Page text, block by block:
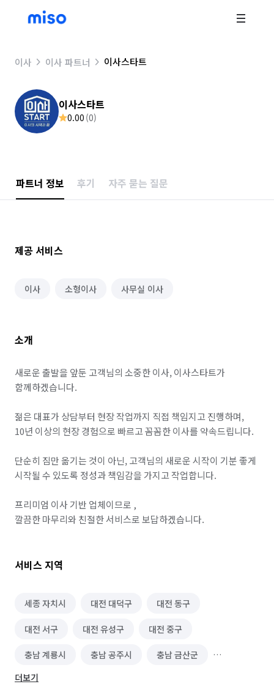
이사 이사 파트너 이사스타트
이사스타트
0.00 (0)
파트너 정보 후기 자주 묻는 질문
제공 서비스
이사 소형이사 사무실 이사
소개
새로운 출발을 앞둔 고객님의 소중한 이사, 이사스타트가
함께하겠습니다.
젊은 대표가 상담부터 현장 작업까지 직접 책임지고 진행하며,
10년 이상의 현장 경험으로 빠르고 꼼꼼한 이사를 약속드립니다.
단순히 짐만 옮기는 것이 아닌, 고객님의 새로운 시작이 기분 좋게
시작될 수 있도록 정성과 책임감을 가지고 작업합니다.
프리미엄 이사 기반 업체이므로 ,
깔끔한 마무리와 친절한 서비스로 보답하겠습니다.
서비스 지역
세종 자치시 대전 대덕구 대전 동구
대전 서구 대전 유성구 대전 중구
충남 계룡시 충남 공주시 충남 금산군
충남 논산시
더보기